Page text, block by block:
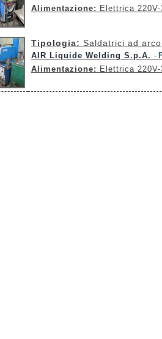
Alimentazione: Elettrica 220V-
Tipologia: Saldatrici ad arco
AIR Liquide Welding S.p.A. -
Alimentazione: Elettrica 220V-